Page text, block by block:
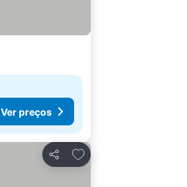
Ver preços
Partilhar
Adicionar aos favoritos